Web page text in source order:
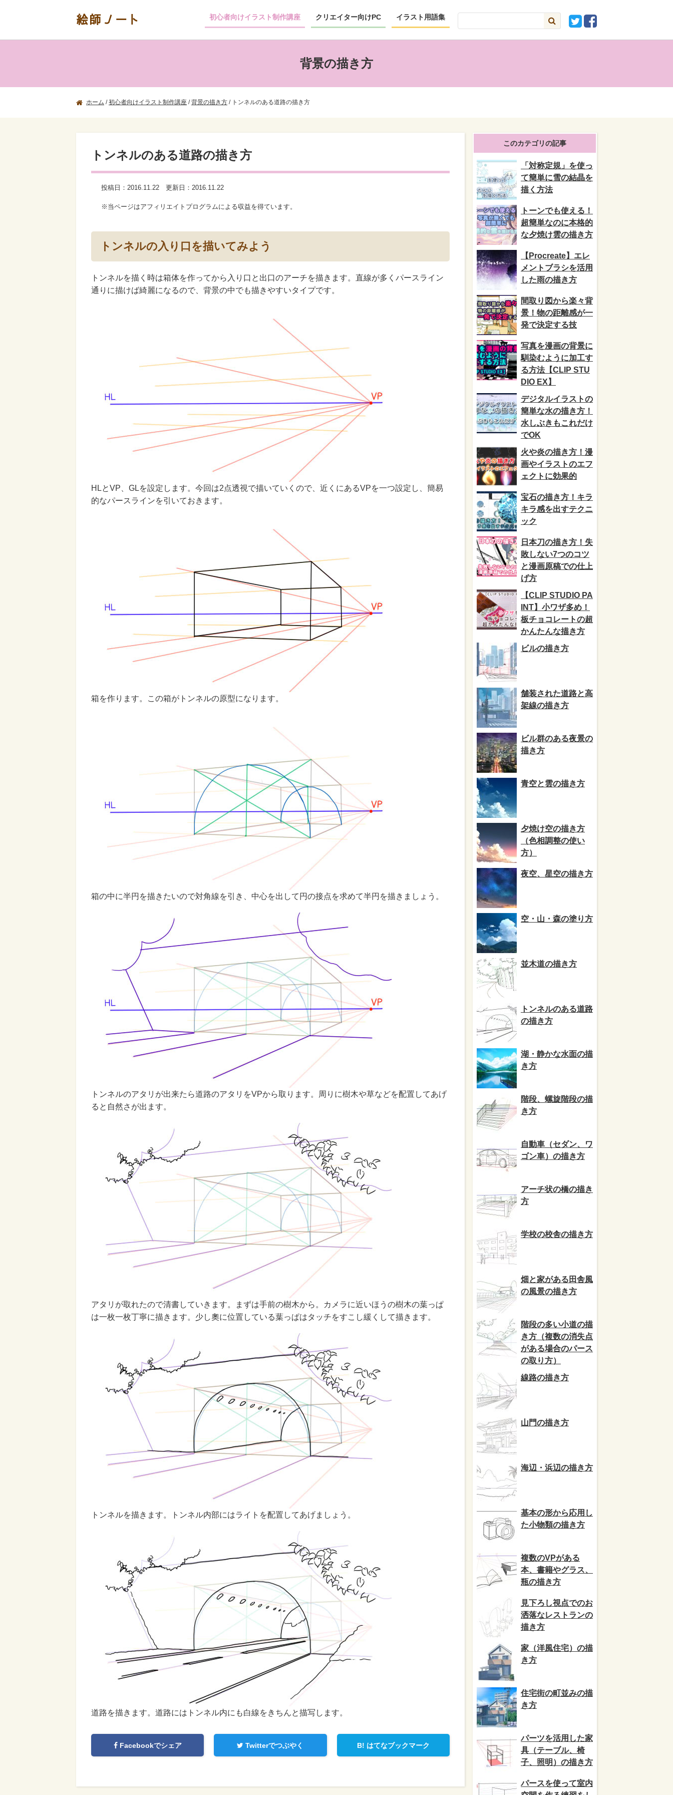
絵師ノート 初心者向けイラスト制作講座 クリエイター向けPC イラスト用語集
背景の描き方
ホーム /初心者向けイラスト制作講座 /背景の描き方 / トンネルのある道路の描き方
トンネルのある道路の描き方
投稿日： 2016.11.22 更新日： 2016.11.22
※当ページはアフィリエイトプログラムによる収益を得ています。
トンネルの入り口を描いてみよう
トンネルを描く時は箱体を作ってから入り口と出口のアーチを描きます。直線が多くパースライン
通りに描けば綺麗になるので、背景の中でも描きやすいタイプです。
HLとVP、GLを設定します。今回は2点透視で描いていくので、近くにあるVPを一つ設定し、簡易
的なパースラインを引いておきます。
箱を作ります。この箱がトンネルの原型になります。
箱の中に半円を描きたいので対角線を引き、中心を出して円の接点を求めて半円を描きましょう。
トンネルのアタリが出来たら道路のアタリをVPから取ります。周りに樹木や草などを配置してあげ
ると自然さが出ます。
アタリが取れたので清書していきます。まずは手前の樹木から。カメラに近いほうの樹木の葉っぱ
は一枚一枚丁寧に描きます。少し奧に位置している葉っぱはタッチをすこし緩くして描きます。
トンネルを描きます。トンネル内部にはライトを配置してあげましょう。
道路を描きます。道路にはトンネル内にも白線をきちんと描写します。
Facebookでシェア Twitterでつぶやく B! はてなブックマーク
このカテゴリの記事
「対称定規」を使っ
て簡単に雪の結晶を
描く方法
トーンでも使える！
超簡単なのに本格的
な夕焼け雲の描き方
【Procreate】エレ
メントブラシを活用
した雨の描き方
間取り図から楽々背
景！物の距離感が一
発で決定する技
写真を漫画の背景に
馴染むように加工す
る方法【CLIP STU
DIO EX】
デジタルイラストの
簡単な水の描き方！
水しぶきもこれだけ
でOK
火や炎の描き方！漫
画やイラストのエフ
ェクトに効果的
宝石の描き方！キラ
キラ感を出すテクニ
ック
日本刀の描き方！失
敗しない7つのコツ
と漫画原稿での仕上
げ方
【CLIP STUDIO PA
INT】小ワザ多め！
板チョコレートの超
かんたんな描き方
ビルの描き方
舗装された道路と高
架線の描き方
ビル群のある夜景の
描き方
青空と雲の描き方
夕焼け空の描き方
（色相調整の使い
方）
夜空、星空の描き方
空・山・森の塗り方
並木道の描き方
トンネルのある道路
の描き方
湖・静かな水面の描
き方
階段、螺旋階段の描
き方
自動車（セダン、ワ
ゴン車）の描き方
アーチ状の橋の描き
方
学校の校舎の描き方
畑と家がある田舎風
の風景の描き方
階段の多い小道の描
き方（複数の消失点
がある場合のパース
の取り方）
線路の描き方
山門の描き方
海辺・浜辺の描き方
基本の形から応用し
た小物類の描き方
複数のVPがある
本、書籍やグラス、
瓶の描き方
見下ろし視点でのお
洒落なレストランの
描き方
家（洋風住宅）の描
き方
住宅街の町並みの描
き方
パーツを活用した家
具（テーブル、椅
子、照明）の描き方
パースを使って室内